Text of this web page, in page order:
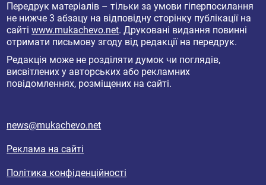
Передрук матеріалів – тільки за умови гіперпосилання
не нижче 3 абзацу на відповідну сторінку публікації на
сайтіwww.mukachevo.net. Друковані видання повинні
отримати письмову згоду від редакції на передрук.
Редакція може не розділяти думок чи поглядів,
висвітлених у авторських або рекламних
повідомленнях, розміщених на сайті.
news@mukachevo.net
Реклама на сайті
Політика конфіденційності